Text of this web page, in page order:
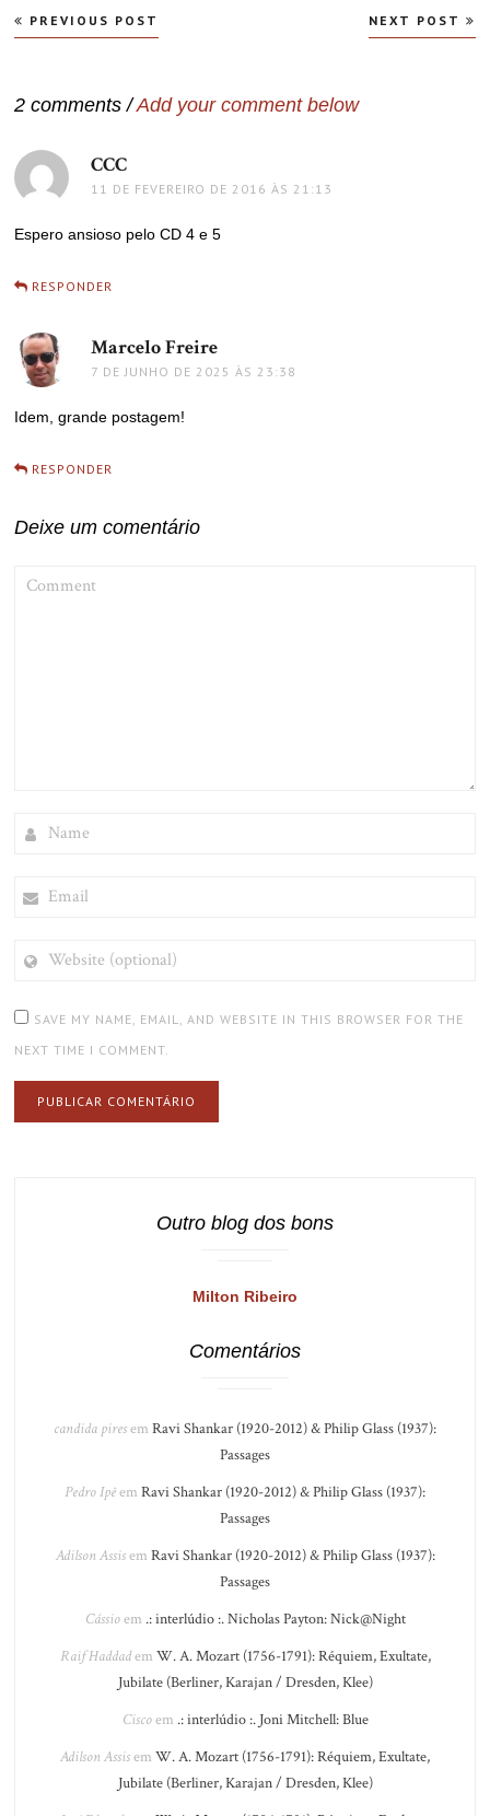
Navegação
de
PREVIOUS POST NEXT POST
2 comments /Add your comment below
CCC
11 DE FEVEREIRO DE 2016 ÀS 21:13
Espero ansioso pelo CD 4 e 5
RESPONDER
Marcelo Freire
7 DE JUNHO DE 2025 ÀS 23:38
Idem, grande postagem!
RESPONDER
Deixe um comentário
(OPTIONAL)
SAVE MY NAME, EMAIL, AND WEBSITE IN THIS BROWSER FOR THE
NEXT TIME I COMMENT.
Outro blog dos bons
Milton Ribeiro
Comentários
candida piresem Ravi Shankar (1920-2012) & Philip Glass (1937):
Passages
Pedro Ipêem Ravi Shankar (1920-2012) & Philip Glass (1937):
Passages
Adilson Assisem Ravi Shankar (1920-2012) & Philip Glass (1937):
Passages
Cássioem .: interlúdio :. Nicholas Payton: Nick@Night
Raif Haddadem W. A. Mozart (1756-1791): Réquiem, Exultate,
Jubilate (Berliner, Karajan / Dresden, Klee)
Ciscoem .: interlúdio :. Joni Mitchell: Blue
Adilson Assisem W. A. Mozart (1756-1791): Réquiem, Exultate,
Jubilate (Berliner, Karajan / Dresden, Klee)